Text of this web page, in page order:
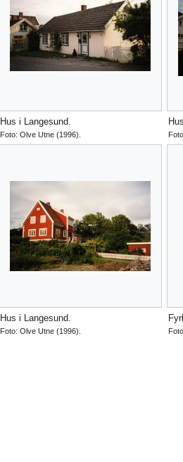
Hus i Langesund.
Foto: Olve Utne (1996).
Hus i Langesund.
Foto: Olve Utne (1996).